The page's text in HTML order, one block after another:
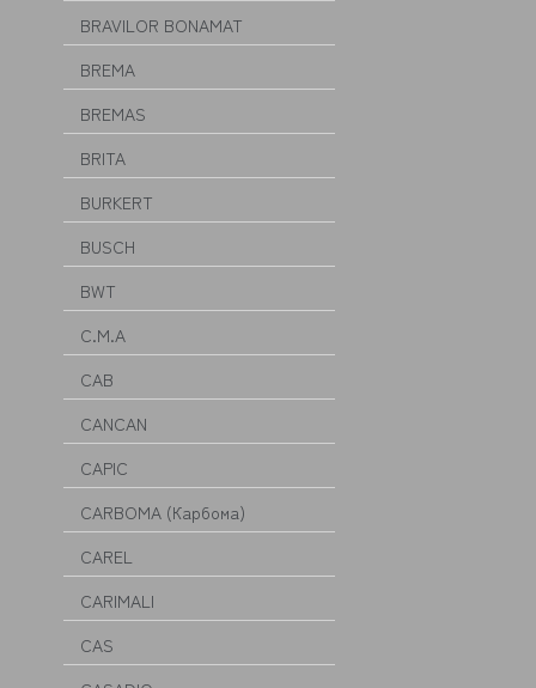
BRAVILOR BONAMAT
BREMA
BREMAS
BRITA
BURKERT
BUSCH
BWT
C.M.A
CAB
CANCAN
CAPIC
CARBOMA (Карбома)
CAREL
CARIMALI
CAS